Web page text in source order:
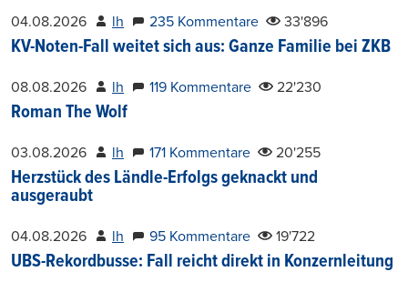
04.08.2026 lh 235 Kommentare 33'896
KV-Noten-Fall weitet sich aus: Ganze Familie bei ZKB
08.08.2026 lh 119 Kommentare 22'230
Roman The Wolf
03.08.2026 lh 171 Kommentare 20'255
Herzstück des Ländle-Erfolgs geknackt und
ausgeraubt
04.08.2026 lh 95 Kommentare 19'722
UBS-Rekordbusse: Fall reicht direkt in Konzernleitung